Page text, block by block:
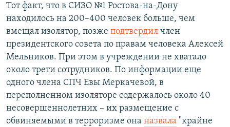
Тот факт, что в СИЗО №1 Ростова-на-Дону
находилось на 200–400 человек больше, чем
вмещал изолятор, позже подтвердил член
президентского совета по правам человека Алексей
Мельников. При этом в учреждении не хватало
около трети сотрудников. По информации еще
одного члена СПЧ Евы Меркачевой, в
переполненном изоляторе содержалось около 40
несовершеннолетних – их размещение с
обвиняемыми в терроризме она назвала "крайне